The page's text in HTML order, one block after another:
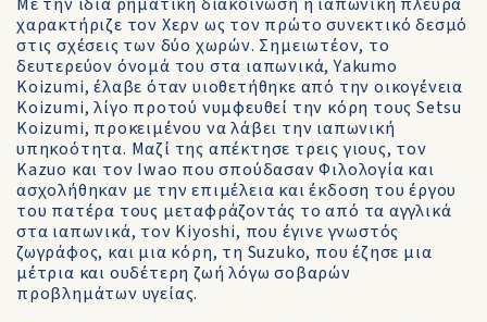
χαρακτήριζε τον Χερν ως τον πρώτο συνεκτικό δεσμό
στις σχέσεις των δύο χωρών. Σημειωτέον, το
δευτερεύον όνομά του στα ιαπωνικά, Υakumo
Κoizumi, έλαβε όταν υιοθετήθηκε από την οικογένεια
Κoizumi, λίγο προτού νυμφευθεί την κόρη τους Setsu
Κoizumi, προκειμένου να λάβει την ιαπωνική
υπηκοότητα. Μαζί της απέκτησε τρεις γιους, τον
Κazuo και τον Ιwao που σπούδασαν Φιλολογία και
ασχολήθηκαν με την επιμέλεια και έκδοση του έργου
του πατέρα τους μεταφράζοντάς το από τα αγγλικά
στα ιαπωνικά, τον Κiyoshi, που έγινε γνωστός
ζωγράφος, και μια κόρη, τη Suzuko, που έζησε μια
μέτρια και ουδέτερη ζωή λόγω σοβαρών
προβλημάτων υγείας.